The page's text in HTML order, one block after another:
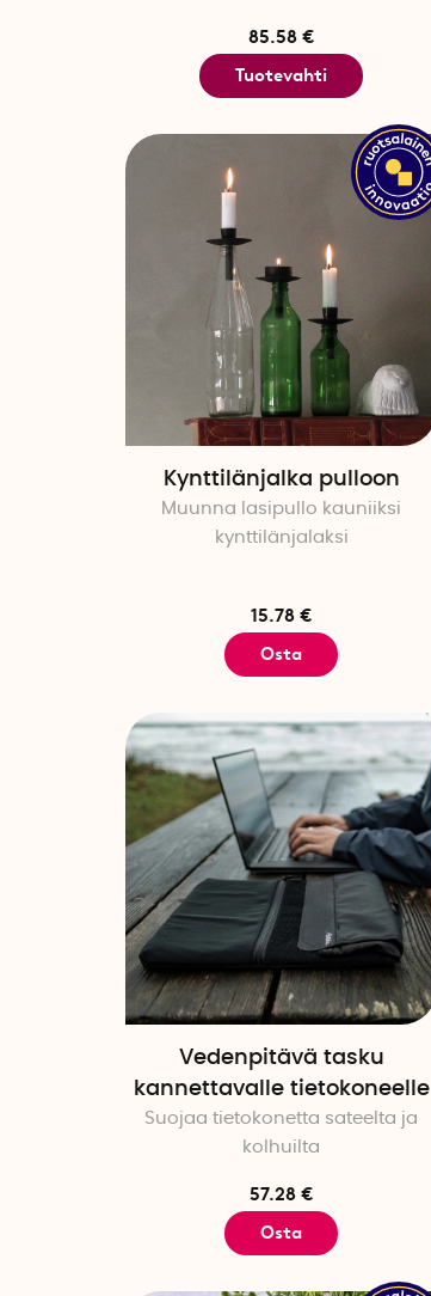
85.58 €
Tuotevahti
Kynttilänjalka pulloon
Muunna lasipullo kauniiksi
kynttilänjalaksi
15.78 €
Osta
Vedenpitävä tasku
kannettavalle tietokoneelle
Suojaa tietokonetta sateelta ja
kolhuilta
57.28 €
Osta